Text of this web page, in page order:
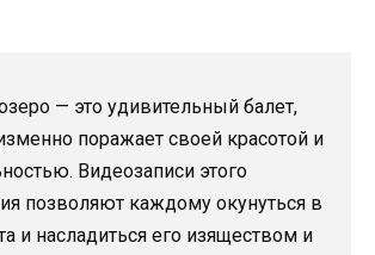
— это удивительный балет,
поражает своей красотой и
Видеозаписи этого
позволяют каждому окунуться в
и насладиться его изяществом и